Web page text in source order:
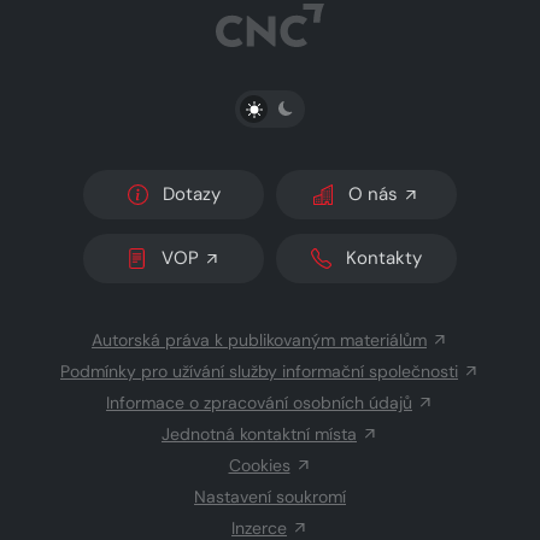
PŘEPNOUT SVĚTLÝ/TMAVÝ REŽIM
Dotazy O nás
VOP Kontakty
Autorská práva k publikovaným materiálům
Podmínky pro užívání služby informační společnosti
Informace o zpracování osobních údajů
Jednotná kontaktní místa
Cookies
Nastavení soukromí
Inzerce